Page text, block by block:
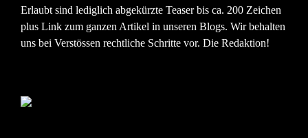
Erlaubt sind lediglich abgekürzte Teaser bis ca. 200 Zeichen
plus Link zum ganzen Artikel in unseren Blogs. Wir behalten
uns bei Verstössen rechtliche Schritte vor. Die Redaktion!